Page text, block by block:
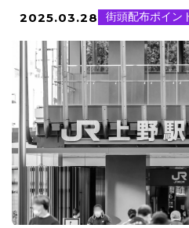
2025.03.28 街頭配布ポイン